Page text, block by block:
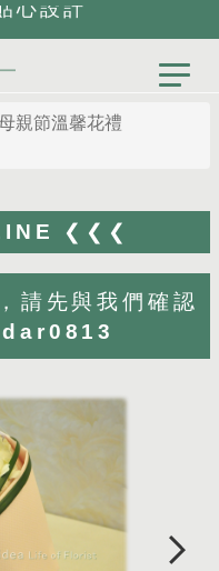
親節溫馨花禮
❮❮❮
請先與我們確認
心設計